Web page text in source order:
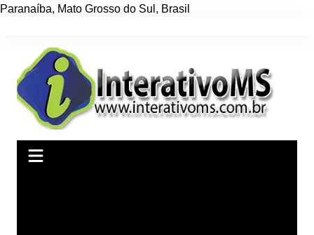
Paranaíba, Mato Grosso do Sul , Brasil
conteúdo